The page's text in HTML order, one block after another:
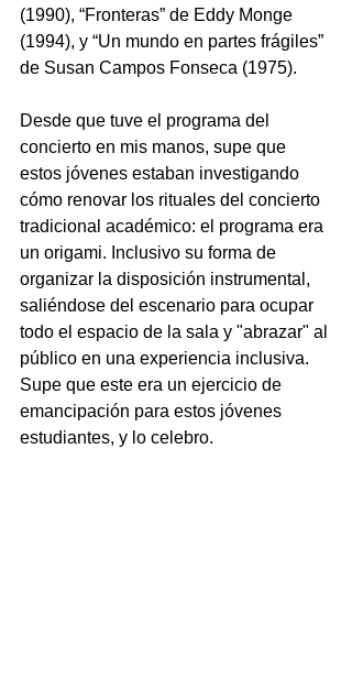
(1990), “Fronteras” de Eddy Monge
(1994), y “Un mundo en partes frágiles”
de Susan Campos Fonseca (1975).
Desde que tuve el programa del
concierto en mis manos, supe que
estos jóvenes estaban investigando
cómo renovar los rituales del concierto
tradicional académico: el programa era
un origami. Inclusivo su forma de
organizar la disposición instrumental,
saliéndose del escenario para ocupar
todo el espacio de la sala y "abrazar" al
público en una experiencia inclusiva.
Supe que este era un ejercicio de
emancipación para estos jóvenes
estudiantes, y lo celebro.